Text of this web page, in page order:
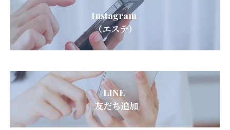
Instagram
（エステ）
LINE
友だち追加